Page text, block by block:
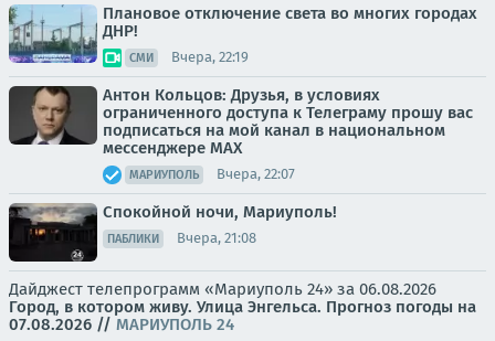
Плановое отключение света во многих городах
ДНР!
СМИ Вчера, 22:19
Антон Кольцов: Друзья, в условиях
ограниченного доступа к Телеграму прошу вас
подписаться на мой канал в национальном
мессенджере МАХ
МАРИУПОЛЬ Вчера, 22:07
Спокойной ночи, Мариуполь!
ПАБЛИКИ Вчера, 21:08
Дайджест телепрограмм «Мариуполь 24» за 06.08.2026
Город, в котором живу. Улица Энгельса. Прогноз погоды на
07.08.2026 // МАРИУПОЛЬ 24